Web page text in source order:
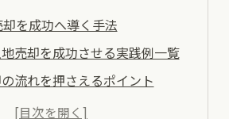
を成功へ導く手法
売却を成功させる実践例一覧
流れを押さえるポイント
な土地売却に必要な準備とは